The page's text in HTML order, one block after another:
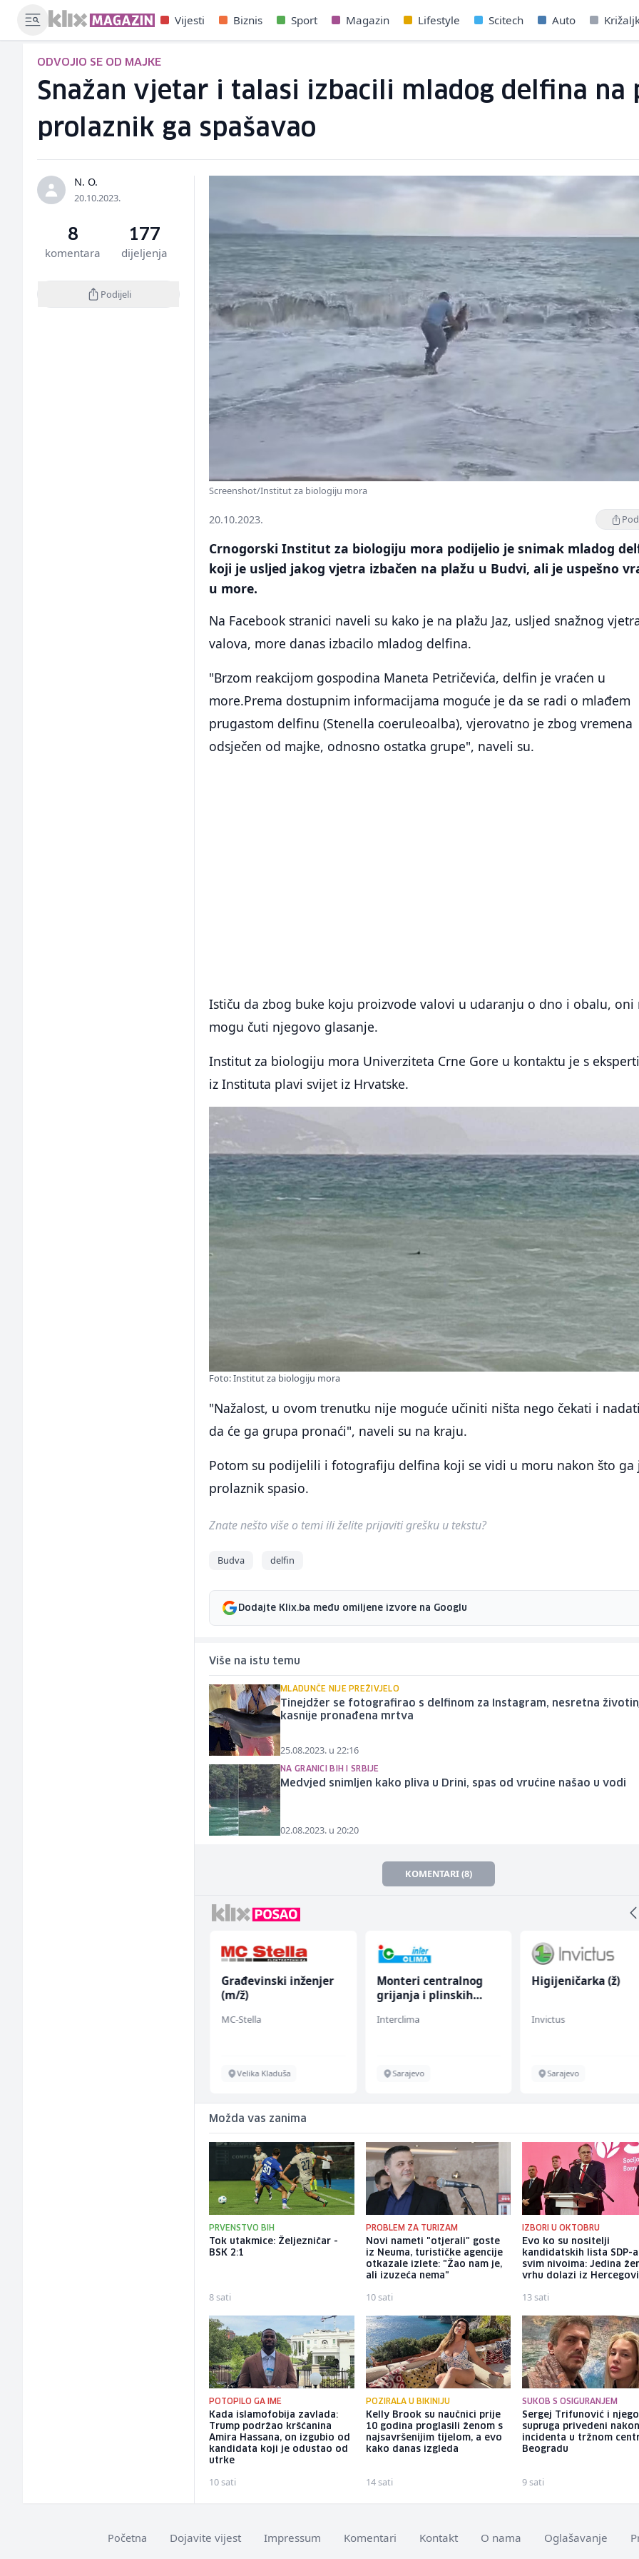
Vijesti Biznis Sport Magazin Lifestyle Scitech Auto
ODVOJIO SE OD MAJKE
Snažan vjetar i talasi izbacili mladog delfina na
prolaznik ga spašavao
N. O.
20.10.2023.
8
komentara
177
dijeljenja
Podijeli
Screenshot/Institut za biologiju mora
20.10.2023.
Crnogorski Institut za biologiju mora podijelio je snimak mladog
koji je usljed jakog vjetra izbačen na plažu u Budvi, ali je uspešno
u more.
Na Facebook stranici naveli su kako je na plažu Jaz, usljed snažnog
valova, more danas izbacilo mladog delfina.
"Brzom reakcijom gospodina Maneta Petričevića, delfin je vraćen u
more.Prema dostupnim informacijama moguće je da se radi o mlađem
prugastom delfinu (Stenella coeruleoalba), vjerovatno je zbog vremena
odsječen od majke, odnosno ostatka grupe", naveli su.
Ističu da zbog buke koju proizvode valovi u udaranju o dno i obalu, oni
mogu čuti njegovo glasanje.
Institut za biologiju mora Univerziteta Crne Gore u kontaktu je s
iz Instituta plavi svijet iz Hrvatske.
Foto: Institut za biologiju mora
"Nažalost, u ovom trenutku nije moguće učiniti ništa nego čekati i
da će ga grupa pronaći", naveli su na kraju.
Potom su podijelili i fotografiju delfina koji se vidi u moru nakon što ga
prolaznik spasio.
Znate nešto više o temi ili želite prijaviti grešku u tekstu?
Budva delfin
Dodajte Klix.ba među omiljene izvore na Googlu
Više na istu temu
MLADUNČE NIJE PREŽIVJELO
Tinejdžer se fotografirao s delfinom za Instagram, nesretna
kasnije pronađena mrtva
25.08.2023. u 22:16
NA GRANICI BIH I SRBIJE
Medvjed snimljen kako pliva u Drini, spas od vrućine našao u vodi
02.08.2023. u 20:20
KOMENTARI (8)
Građevinski inženjer
(m/ž)
MC-Stella
Velika Kladuša
Monteri centralnog
grijanja i plinskih
Interclima
Sarajevo
Higijeničarka (ž)
Invictus
Sarajevo
Možda vas zanima
PRVENSTVO BIH
Tok utakmice: Željezničar -
BSK 2:1
8 sati
PROBLEM ZA TURIZAM
Novi nameti "otjerali" goste
iz Neuma, turističke agencije
otkazale izlete: "Žao nam je,
ali izuzeća nema"
10 sati
IZBORI U OKTOBRU
Evo ko su nositelji
kandidatskih lista SDP-
svim nivoima: Jedina
vrhu dolazi iz
13 sati
POTOPILO GA IME
Kada islamofobija zavlada:
Trump podržao kršćanina
Amira Hassana, on izgubio od
kandidata koji je odustao od
utrke
10 sati
POZIRALA U BIKINIJU
Kelly Brook su naučnici prije
10 godina proglasili ženom s
najsavršenijim tijelom, a evo
kako danas izgleda
14 sati
SUKOB S OSIGURANJEM
Sergej Trifunović i
supruga privedeni
incidenta u tržnom
Beogradu
9 sati
Početna Dojavite vijest Impressum Komentari Kontakt O nama Oglašavanje